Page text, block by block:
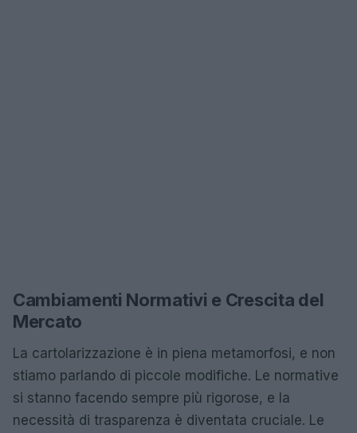
Cambiamenti Normativi e Crescita del
Mercato
La cartolarizzazione è in piena metamorfosi, e non
stiamo parlando di piccole modifiche. Le normative
si stanno facendo sempre più rigorose, e la
necessità di trasparenza è diventata cruciale. Le